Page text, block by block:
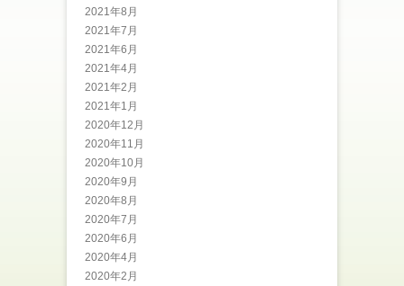
2021年8月
2021年7月
2021年6月
2021年4月
2021年2月
2021年1月
2020年12月
2020年11月
2020年10月
2020年9月
2020年8月
2020年7月
2020年6月
2020年4月
2020年2月